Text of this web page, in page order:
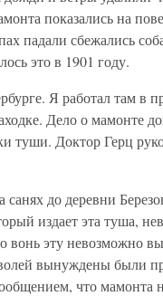
показались на
падали сбежались
это в 1901 году.
Я работал там в
Дело о мамонте
туши. Доктор Герц
до деревни
издает эта туша,
вонь эту невозможно
вынуждены были
что мамонта